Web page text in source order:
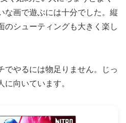
な画で遊ぶには十分でした。縦
のシューティングも大きく楽し
でやるには物足りません。じっ
に向いています。